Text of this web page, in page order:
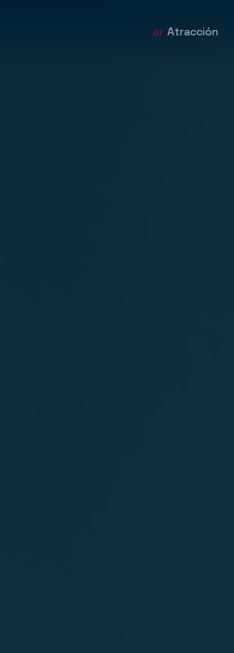
01 Atracción